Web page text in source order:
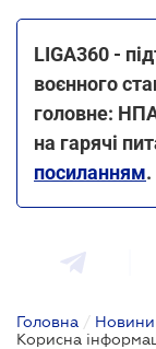
LIGA360 -
воєнного
головне:
на гарячі
посиланням.
Головна / Новини